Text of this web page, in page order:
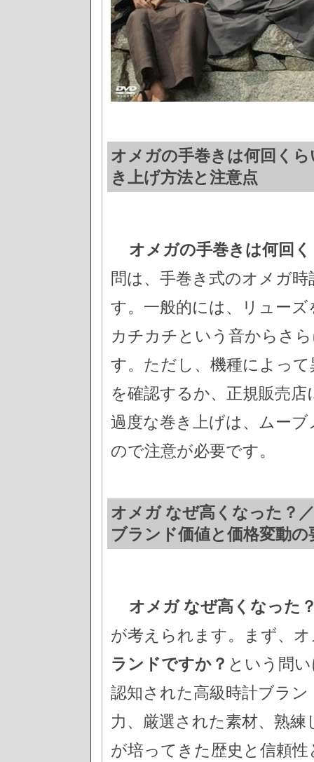
オメガの手巻きは何回く
き上げ方法と注意点
オメガの手巻きは何回
問は、手巻き式のオメガ
す。一般的には、リュー
カチカチという音からさ
す。ただし、機種によっ
を確認するか、正規販売
過度な巻き上げは、ムー
ので注意が必要です。
オメガ なぜ高くなった？
ブランド価値と価格変動の
オメガ なぜ高くなった
が考えられます。まず、
ランドですか？ という問
認知された高級時計ブラ
力、厳選された素材、熟
が培ってきた歴史と信頼